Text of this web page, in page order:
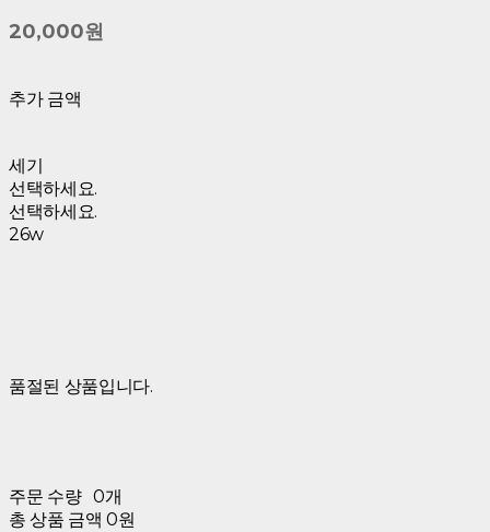
20,000원
추가 금액
세기
선택하세요.
선택하세요.
26w
품절된 상품입니다.
주문 수량 0개
총 상품 금액 0원